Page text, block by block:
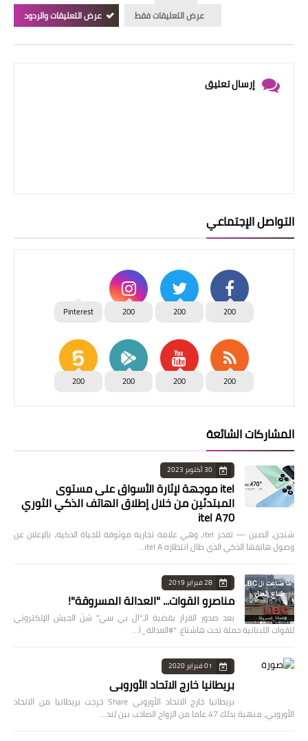
عرض التعليقات فقط عرض التعليقات والردود
إرسال تعليق
التواصل الإجتماعي
200
200
200
Pinterest
200
200
200
200
المشاركات الشائعة
30 أكتوبر 2023
itel موجهة لإثارة الأسواق على مستوى
المبتدئين من خلال إطلاق الهاتف الذكي الثوري
itel A70
شنجن، الصين — تفخر itel، وهي علامة تجارية موثوقة للحياة الذكية، بالإعلان عن
وصول هاتفها الذكي الذي طال انتظاره itel A…
28 فبراير 2019
مناصرو القوات... "العدالة المسروقة"!
بعد صدور القرار بقضية الـ"ال بي سي" شنّ الجيش الإلكتروني
للقوات اللبنانية حملة تحت هاشتاغ: "#العدالة_ا…
01 فبراير 2020
بريطانيا خارج الاتحاد الأوروبي
بريطانيا خارج الاتحاد الأوروبي Share خرجت بريطانيا من الاتحاد
الأوروبي، منهية بذلك 47 عاما من الزواج الصاخب بين لند…